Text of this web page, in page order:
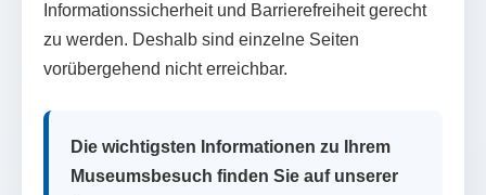
Informationssicherheit und Barrierefreiheit gerecht
zu werden. Deshalb sind einzelne Seiten
vorübergehend nicht erreichbar.
Die wichtigsten Informationen zu Ihrem
Museumsbesuch finden Sie auf unserer